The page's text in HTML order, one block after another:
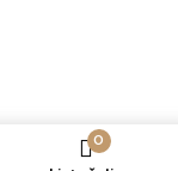
0
Sve to stiže u tvoj